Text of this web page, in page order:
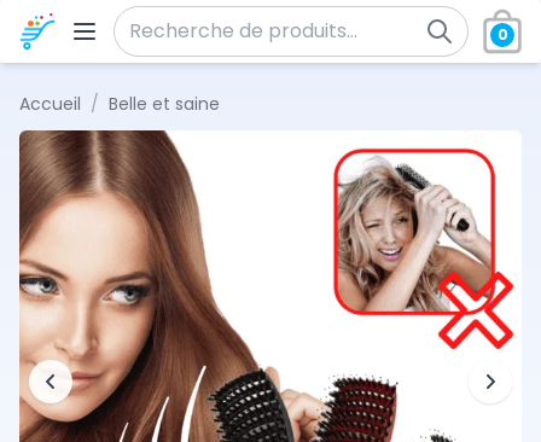
Aller au contenu
Recherche pour :
0
Accueil / Belle et saine